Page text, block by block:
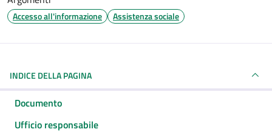
Accesso all'informazione Assistenza sociale
INDICE DELLA PAGINA
Documento
Ufficio responsabile